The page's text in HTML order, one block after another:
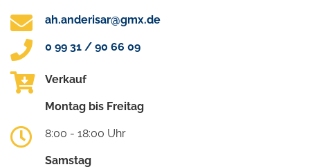
ah.anderisar@gmx.de
0 99 31 / 90 66 09
Verkauf
Montag bis Freitag
8:00 - 18:00 Uhr
Samstag